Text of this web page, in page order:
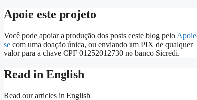
Apoie este projeto
Você pode apoiar a produção dos posts deste blog pelo
se com uma doação única, ou enviando um PIX de qualquer
valor para a chave CPF 01252012730 no banco Sicredi.
Read in English
Read our articles in English